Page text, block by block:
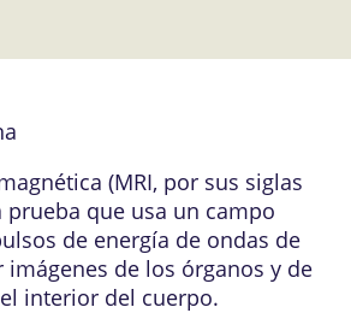
(MRI, por sus siglas
prueba que usa un campo
de energía de ondas de
de los órganos y de
interior del cuerpo.